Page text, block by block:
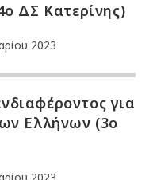
ΔΣ Κατερίνης)
2023
για
Ελλήνων (3ο